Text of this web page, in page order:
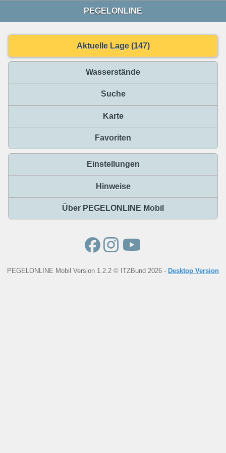
PEGELONLINE
Aktuelle Lage (147)
Wasserstände
Suche
Karte
Favoriten
Einstellungen
Hinweise
Über PEGELONLINE Mobil
PEGELONLINE Mobil Version 1.2.2 © ITZBund 2026 - Desktop Version